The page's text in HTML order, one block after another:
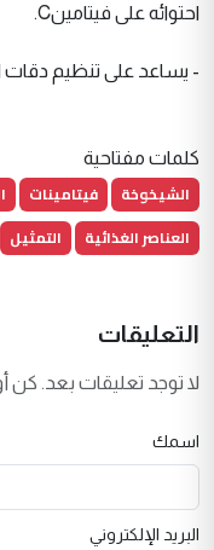
احتوائه على فيتامينC.
- يساعد على تنظيم دقات
كلمات مفتاحية
الشيخوخة فيتامينات
العناصر الغذائية
التمثيل
التعليقات
لا توجد تعليقات بعد. كن
اسمك
البريد الإلكتروني